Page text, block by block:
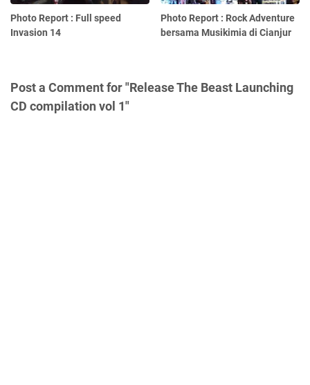
Photo Report : Full speed
Invasion 14
Photo Report : Rock Adventure
bersama Musikimia di Cianjur
Post a Comment for "Release The Beast Launching
CD compilation vol 1"